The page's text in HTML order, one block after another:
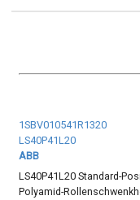
1SBV010541R1320
LS40P41L20
ABB
LS40P41L20 Standard-
Polyamid-